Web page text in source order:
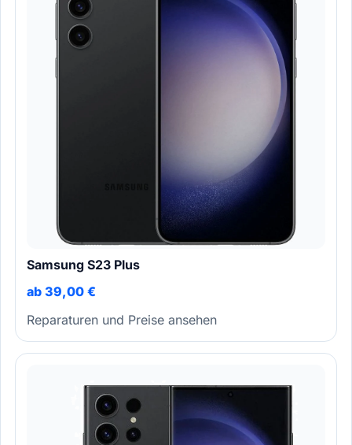
Samsung S23 Plus
ab 39,00 €
Reparaturen und Preise ansehen